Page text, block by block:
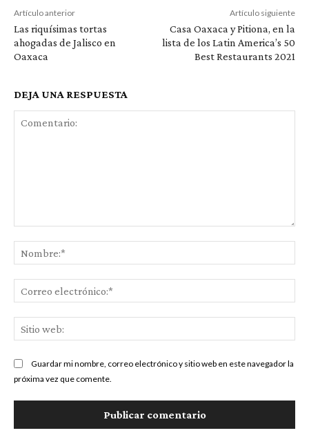
Artículo anterior
Las riquísimas tortas
ahogadas de Jalisco en
Oaxaca
Artículo siguiente
Casa Oaxaca y Pitiona, en la
lista de los Latin America’s 50
Best Restaurants 2021
DEJA UNA RESPUESTA
Guardar mi nombre, correo electrónico y sitio web en este navegador la
próxima vez que comente.